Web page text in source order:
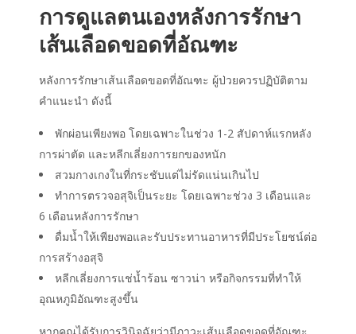
การดูแลตนเองหลังการรักษา
เส้นเลือดขอดที่อัณฑะ
หลังการรักษาเส้นเลือดขอดที่อัณฑะ ผู้ป่วยควรปฏิบัติตาม
คำแนะนำ ดังนี้
พักผ่อนเพียงพอ โดยเฉพาะในช่วง 1-2 สัปดาห์แรกหลัง
การผ่าตัด และหลีกเลี่ยงการยกของหนัก
สวมกางเกงในที่กระชับแต่ไม่รัดแน่นเกินไป
ทำการตรวจอสุจิเป็นระยะ โดยเฉพาะช่วง 3 เดือนและ
6 เดือนหลังการรักษา
ดื่มน้ำให้เพียงพอและรับประทานอาหารที่มีประโยชน์ต่อ
การสร้างอสุจิ
หลีกเลี่ยงการแช่น้ำร้อน ซาวน่า หรือกิจกรรมที่ทำให้
อุณหภูมิอัณฑะสูงขึ้น